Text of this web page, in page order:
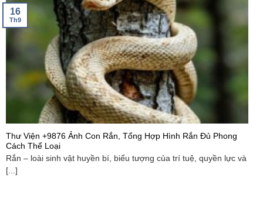
Thư Viện +9876 Ảnh Con Rắn, Tổng Hợp Hình Rắn Đủ Phong
Cách Thể Loại
Rắn – loài sinh vật huyền bí, biểu tượng của trí tuệ, quyền lực và
[...]
16
Th9